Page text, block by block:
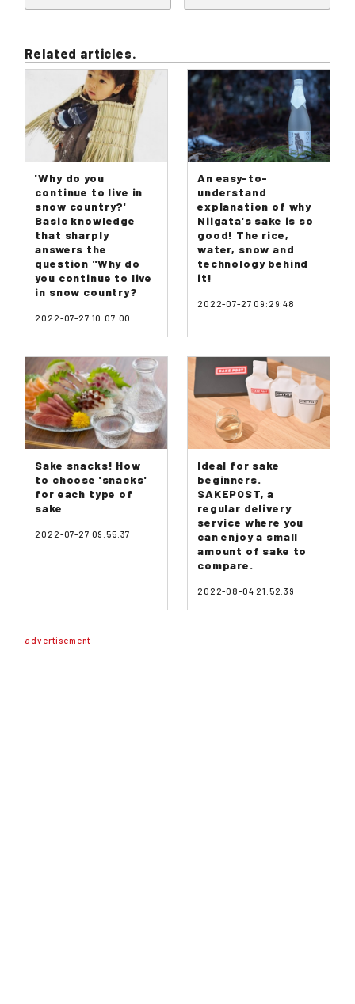
Related articles.
'Why do you
continue to live in
snow country?'
Basic knowledge
that sharply
answers the
question "Why do
you continue to live
in snow country?
2022-07-27 10:07:00
An easy-to-
understand
explanation of why
Niigata's sake is so
good! The rice,
water, snow and
technology behind
it!
2022-07-27 09:29:48
Sake snacks! How
to choose 'snacks'
for each type of
sake
2022-07-27 09:55:37
Ideal for sake
beginners.
SAKEPOST, a
regular delivery
service where you
can enjoy a small
amount of sake to
compare.
2022-08-04 21:52:39
advertisement